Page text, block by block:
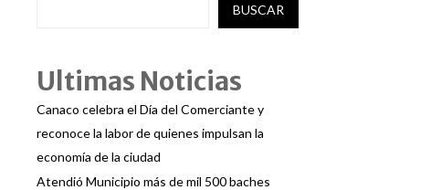
BUSCAR
Ultimas Noticias
Canaco celebra el Día del Comerciante y
reconoce la labor de quienes impulsan la
economía de la ciudad
Atendió Municipio más de mil 500 baches